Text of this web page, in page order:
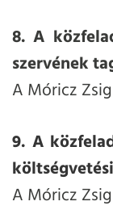
8. A
szervének
A Móricz
9. A
A Móricz